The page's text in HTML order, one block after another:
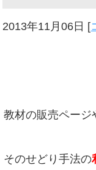
2013年11月06日 [
教材の販売ページ
そのせどり手法の